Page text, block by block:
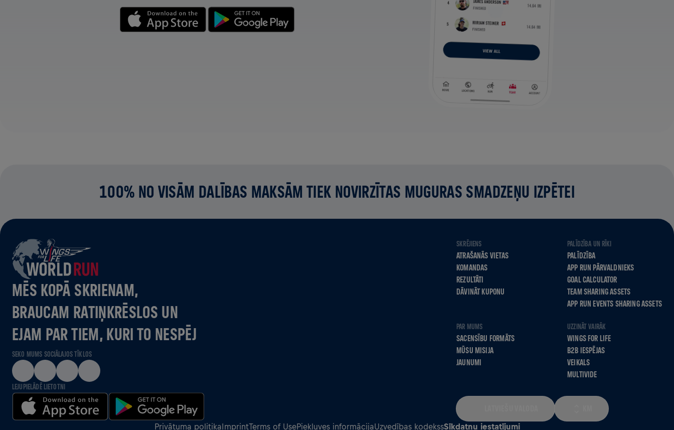
100% NO VISĀM DALĪBAS MAKSĀM TIEK NOVIRZĪTAS MUGURAS SMADZEŅU IZPĒTEI
MĒS KOPĀ SKRIENAM,
BRAUCAM RATIŅKRĒSLOS UN
EJAM PAR TIEM, KURI TO NESPĒJ
SEKO MUMS SOCIĀLAJOS TĪKLOS
LEJUPIELĀDĒ LIETOTNI
SKRĒJIENS
ATRAŠANĀS VIETAS
KOMANDAS
REZULTĀTI
DĀVINĀT KUPONU
PALĪDZĪBA UN RĪKI
PALĪDZĪBA
APP RUN PĀRVALDNIEKS
GOAL CALCULATOR
TEAM SHARING ASSETS
APP RUN EVENTS SHARING ASSETS
PAR MUMS
SACENSĪBU FORMĀTS
MŪSU MISIJA
JAUNUMI
UZZINĀT VAIRĀK
WINGS FOR LIFE
B2B IESPĒJAS
VEIKALS
MULTIVIDE
Privātuma politikaImprintTerms of UsePiekļuves informācijaUzvedības kodekssSīkdatņu iestatījumi